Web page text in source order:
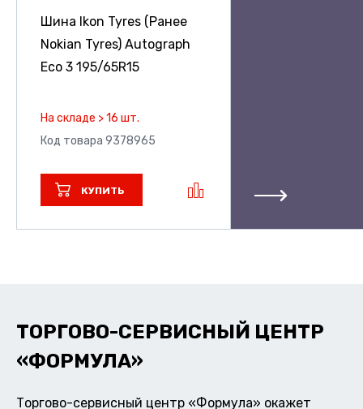
Шина Ikon Tyres (Ранее
Nokian Tyres) Autograph
Eco 3 195/65R15
На складе > 16 шт.
Код товара 9378965
КУПИТЬ
ТОРГОВО-СЕРВИСНЫЙ ЦЕНТР
«ФОРМУЛА»
Торгово-сервисный центр «Формула» окажет